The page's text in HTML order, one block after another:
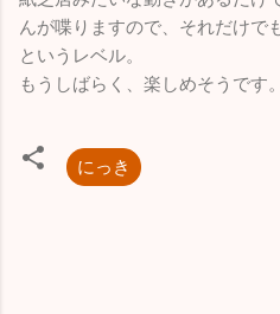
んが喋りますので、それだけで
というレベル。
もうしばらく、楽しめそうです。
にっき